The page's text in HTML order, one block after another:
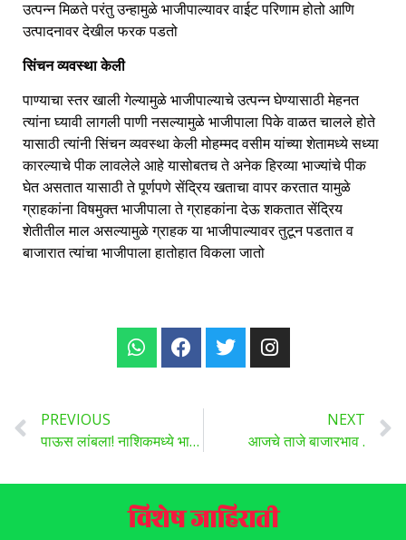
उत्पन्न मिळते परंतु उन्हामुळे भाजीपाल्यावर वाईट परिणाम होतो आणि
उत्पादनावर देखील फरक पडतो
सिंचन व्यवस्था केली
पाण्याचा स्तर खाली गेल्यामुळे भाजीपाल्याचे उत्पन्न घेण्यासाठी मेहनत
त्यांना घ्यावी लागली पाणी नसल्यामुळे भाजीपाला पिके वाळत चालले होते
यासाठी त्यांनी सिंचन व्यवस्था केली मोहम्मद वसीम यांच्या शेतामध्ये सध्या
कारल्याचे पीक लावलेले आहे यासोबतच ते अनेक हिरव्या भाज्यांचे पीक
घेत असतात यासाठी ते पूर्णपणे सेंद्रिय खताचा वापर करतात यामुळे
ग्राहकांना विषमुक्त भाजीपाला ते ग्राहकांना देऊ शकतात सेंद्रिय
शेतीतील माल असल्यामुळे ग्राहक या भाजीपाल्यावर तुटून पडतात व
बाजारात त्यांचा भाजीपाला हातोहात विकला जातो
PREVIOUS
पाऊस लांबला! नाशिकमध्ये भाजीपाला कडाडला, कोथिंबीरला तर सोन्याचा भाव ..
NEXT
आजचे ताजे बाजारभाव .
विशेष जाहिराती